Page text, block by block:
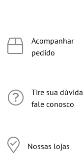
Acompanhar
pedido
Tire sua dúvida
fale conosco
Nossas lojas